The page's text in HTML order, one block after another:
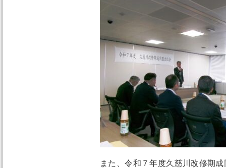
また、令和７年度久慈川改修期